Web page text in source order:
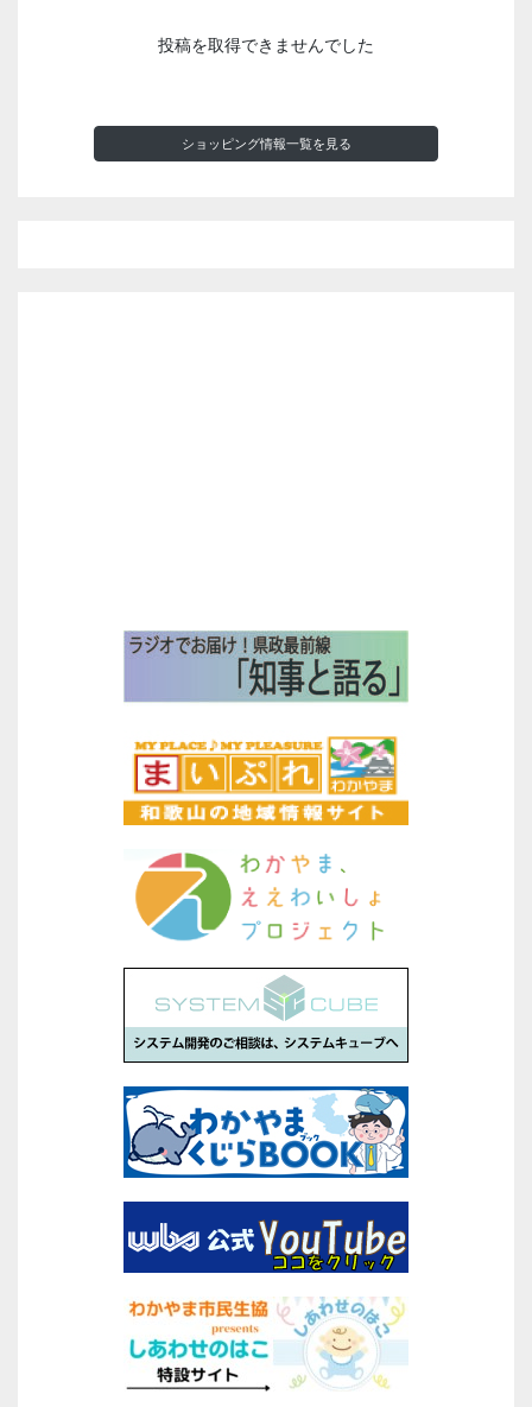
投稿を取得できませんでした
ショッピング情報一覧を見る